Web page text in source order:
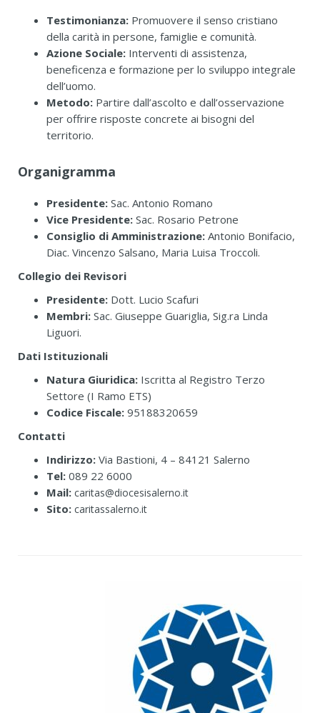
Testimonianza: Promuovere il senso cristiano
della carità in persone, famiglie e comunità.
Azione Sociale: Interventi di assistenza,
beneficenza e formazione per lo sviluppo integrale
dell’uomo.
Metodo: Partire dall’ascolto e dall’osservazione
per offrire risposte concrete ai bisogni del
territorio.
Organigramma
Presidente: Sac. Antonio Romano
Vice Presidente: Sac. Rosario Petrone
Consiglio di Amministrazione: Antonio Bonifacio,
Diac. Vincenzo Salsano, Maria Luisa Troccoli.
Collegio dei Revisori
Presidente: Dott. Lucio Scafuri
Membri: Sac. Giuseppe Guariglia, Sig.ra Linda
Liguori.
Dati Istituzionali
Natura Giuridica: Iscritta al Registro Terzo
Settore (I Ramo ETS)
Codice Fiscale: 95188320659
Contatti
Indirizzo: Via Bastioni, 4 – 84121 Salerno
Tel: 089 22 6000
Mail: caritas@diocesisalerno.it
Sito: caritassalerno.it